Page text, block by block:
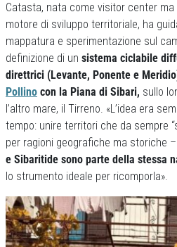
Catasta, nata come visitor center
motore di sviluppo territoriale, ha
mappatura e sperimentazione sul
definizione di un sistema ciclabile
direttrici (Levante, Ponente e
Pollino con la Piana di Sibari, sullo
l’altro mare, il Tirreno. «L’idea era
tempo: unire territori che da sempre
per ragioni geografiche ma storiche
e Sibaritide sono parte della stessa
lo strumento ideale per ricomporla».